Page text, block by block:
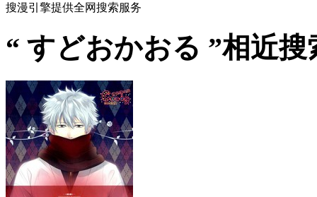
搜漫引擎提供全网搜索服务
“ すどおかおる ”相近搜